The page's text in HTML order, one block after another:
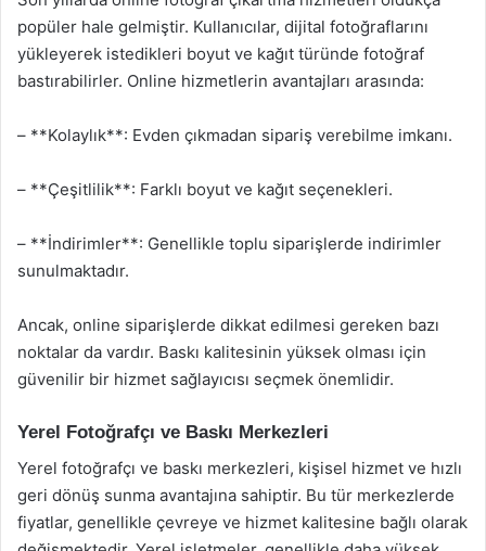
popüler hale gelmiştir. Kullanıcılar, dijital fotoğraflarını
yükleyerek istedikleri boyut ve kağıt türünde fotoğraf
bastırabilirler. Online hizmetlerin avantajları arasında:
– **Kolaylık**: Evden çıkmadan sipariş verebilme imkanı.
– **Çeşitlilik**: Farklı boyut ve kağıt seçenekleri.
– **İndirimler**: Genellikle toplu siparişlerde indirimler
sunulmaktadır.
Ancak, online siparişlerde dikkat edilmesi gereken bazı
noktalar da vardır. Baskı kalitesinin yüksek olması için
güvenilir bir hizmet sağlayıcısı seçmek önemlidir.
Yerel Fotoğrafçı ve Baskı Merkezleri
Yerel fotoğrafçı ve baskı merkezleri, kişisel hizmet ve hızlı
geri dönüş sunma avantajına sahiptir. Bu tür merkezlerde
fiyatlar, genellikle çevreye ve hizmet kalitesine bağlı olarak